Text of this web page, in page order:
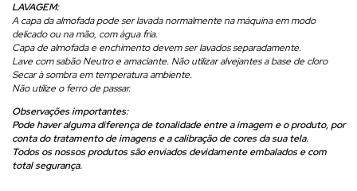
LAVAGEM:
A capa da almofada pode ser lavada normalmente na máquina em modo
delicado ou na mão, com água fria.
Capa de almofada e enchimento devem ser lavados separadamente.
Lave com sabão Neutro e amaciante. Não utilizar alvejantes a base de cloro
Secar à sombra em temperatura ambiente.
Não utilize o ferro de passar.
Observações importantes:
Pode haver alguma diferença de tonalidade entre a imagem e o produto, por
conta do tratamento de imagens e a calibração de cores da sua tela.
Todos os nossos produtos são enviados devidamente embalados e com
total segurança.